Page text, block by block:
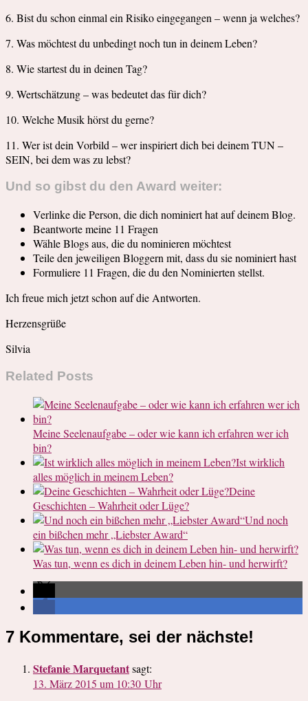
6. Bist du schon einmal ein Risiko eingegangen – wenn ja welches?
7. Was möchtest du unbedingt noch tun in deinem Leben?
8. Wie startest du in deinen Tag?
9. Wertschätzung – was bedeutet das für dich?
10. Welche Musik hörst du gerne?
11. Wer ist dein Vorbild – wer inspiriert dich bei deinem TUN –
SEIN, bei dem was zu lebst?
Und so gibst du den Award weiter:
Verlinke die Person, die dich nominiert hat auf deinem Blog.
Beantworte meine 11 Fragen
Wähle Blogs aus, die du nominieren möchtest
Teile den jeweiligen Bloggern mit, dass du sie nominiert hast
Formuliere 11 Fragen, die du den Nominierten stellst.
Ich freue mich jetzt schon auf die Antworten.
Herzensgrüße
Silvia
Related Posts
Meine Seelenaufgabe – oder wie kann ich erfahren wer ich
bin?
Ist wirklich
alles möglich in meinem Leben?
Deine
Geschichten – Wahrheit oder Lüge?
Und noch
ein bißchen mehr „Liebster Award“
Was tun, wenn es dich in deinem Leben hin- und herwirft?
7 Kommentare, sei der nächste!
Stefanie Marquetantsagt:
13. März 2015 um 10:30 Uhr